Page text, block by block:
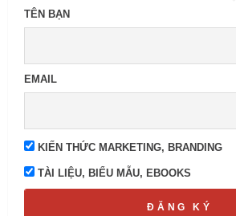
TÊN BẠN
EMAIL
KIẾN THỨC MARKETING, BRANDING
TÀI LIỆU, BIỂU MẪU, EBOOKS
ĐĂNG KÝ